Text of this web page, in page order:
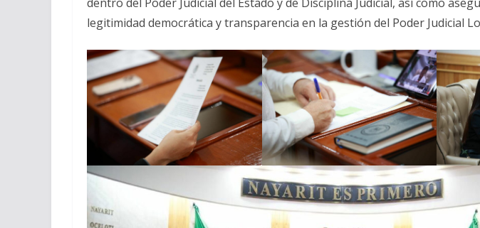
legitimidad democrática y transparencia en la gestión del Poder Judicial